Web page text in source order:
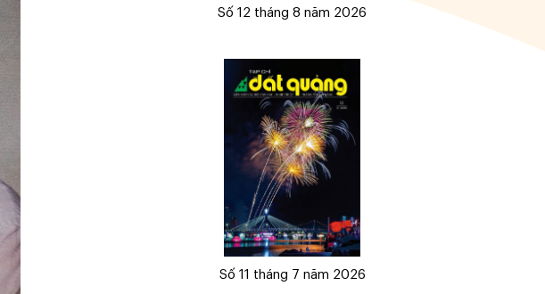
Số 12 tháng 8 năm 2026
Số 11 tháng 7 năm 2026